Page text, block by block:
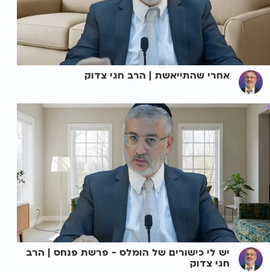
אחרי שהתייאשת | הרב חגי צדוק
יש לי כישורים של הומלס - פרשת פנחס | הרב
חגי צדוק